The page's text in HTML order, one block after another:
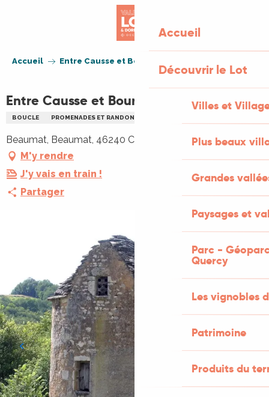
Accueil
Découvrir le Lot
Villes et
Plus beaux
Grandes
Paysages et
Parc -
Quercy
Les vignobles
Patrimoine
Produits du
Accueil Entre Causse et Bouriane
Entre Causse et Bouriane
BOUCLE PROMENADES ET RANDONNÉES (PR)
Beaumat, Beaumat, 46240 Cœur de Causse
M'y rendre
J'y vais en train !
Partager